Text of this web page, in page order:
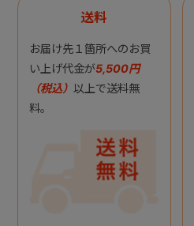
送料
お届け先１箇所へのお買
い上げ代金が5,500円
（税込） 以上で送料無
料。